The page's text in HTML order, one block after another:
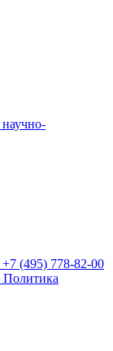
научно-
+7 (495) 778-82-00
Политика